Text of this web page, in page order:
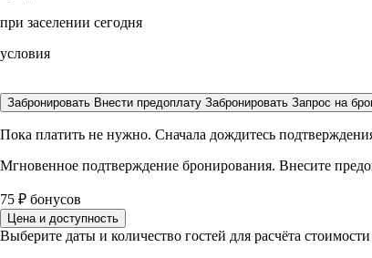
при заселении сегодня
условия
Забронировать Внести предоплату Забронировать Запрос на
Пока платить не нужно. Сначала дождитесь
Мгновенное подтверждение бронирования. Внесите
75 ₽ бонусов
Цена и доступность
Выберите даты и количество гостей для расчёта